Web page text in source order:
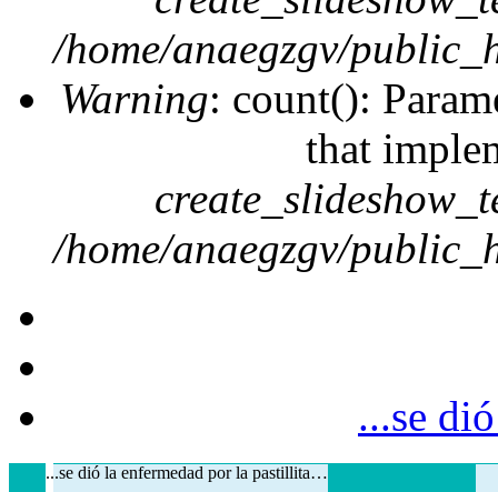
/home/anaegzgv/
Warning: count():
that
/home/anaegzgv/
...se
...se dió la enfermedad por la pastillita…